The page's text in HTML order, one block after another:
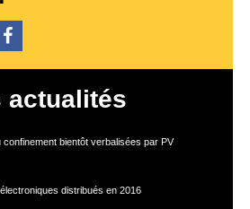
actualités
bientôt verbalisées par PV
distribués en 2016